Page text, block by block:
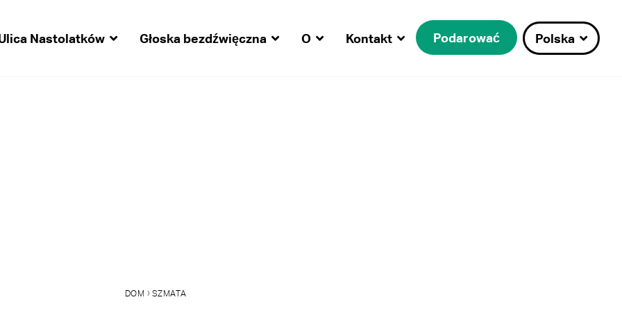
Nastolatków Głoska bezdźwięczna O Kontakt Podarować Polska
DOM › SZMATA